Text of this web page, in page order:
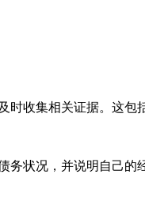
时收集相关证据。这
务状况，并说明自己